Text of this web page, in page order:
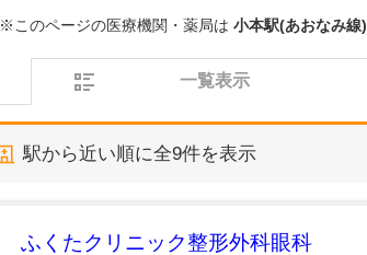
※このページの医療機関・薬局は 小本駅(あおなみ線)
一覧表示
駅から近い順に全9件を表示
ふくたクリニック整形外科眼科